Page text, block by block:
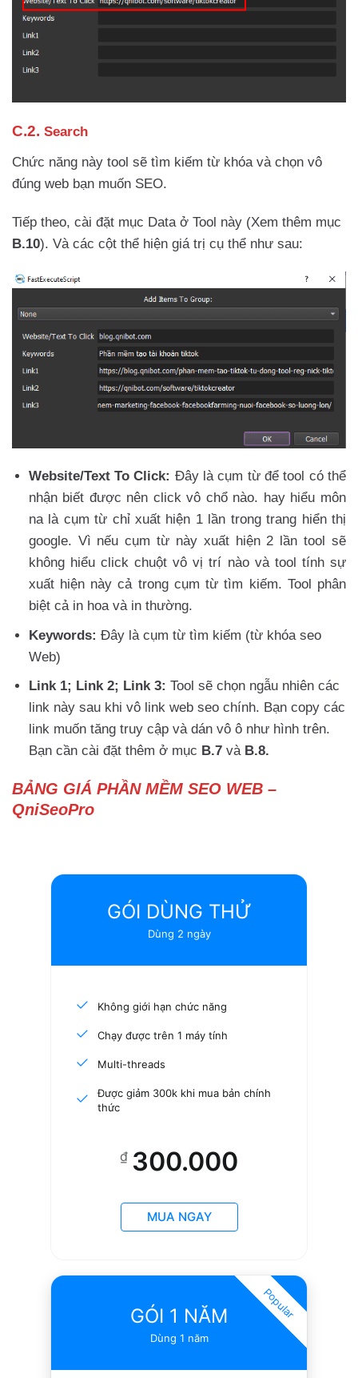
C.2. Search
Chức năng này tool sẽ tìm kiếm từ khóa và chọn vô
đúng web bạn muốn SEO.
Tiếp theo, cài đặt mục Data ở Tool này (Xem thêm mục
B.10). Và các cột thể hiện giá trị cụ thể như sau:
Website/Text To Click: Đây là cụm từ để tool có thể
nhận biết được nên click vô chổ nào. hay hiểu môn
na là cụm từ chỉ xuất hiện 1 lần trong trang hiển thị
google. Vì nếu cụm từ này xuất hiện 2 lần tool sẽ
không hiểu click chuột vô vị trí nào và tool tính sự
xuất hiện này cả trong cụm từ tìm kiếm. Tool phân
biệt cả in hoa và in thường.
Keywords: Đây là cụm từ tìm kiếm (từ khóa seo
Web)
Link 1; Link 2; Link 3: Tool sẽ chọn ngẫu nhiên các
link này sau khi vô link web seo chính. Bạn copy các
link muốn tăng truy cập và dán vô ô như hình trên.
Bạn cần cài đặt thêm ở mục B.7 và B.8.
BẢNG GIÁ PHẦN MỀM SEO WEB –
QniSeoPro
GÓI DÙNG THỬ
Dùng 2 ngày
Không giới hạn chức năng
Chạy được trên 1 máy tính
Multi-threads
Được giảm 300k khi mua bản chính
thức
₫ 300.000
MUA NGAY
GÓI 1 NĂM
Dùng 1 năm
Popular